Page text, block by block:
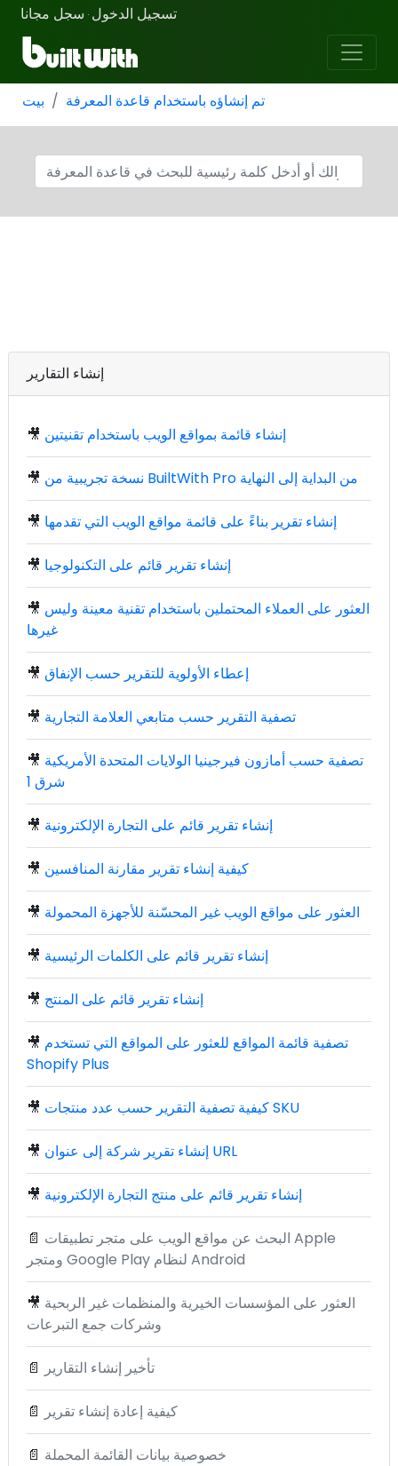
تسجيل الدخول · سجل مجانا
بيت تم إنشاؤه باستخدام قاعدة المعرفة
إنشاء التقارير
🎥 إنشاء قائمة بمواقع الويب باستخدام تقنيتين
🎥 نسخة تجريبية من BuiltWith Pro من البداية إلى النهاية
🎥 إنشاء تقرير بناءً على قائمة مواقع الويب التي تقدمها
🎥 إنشاء تقرير قائم على التكنولوجيا
🎥 العثور على العملاء المحتملين باستخدام تقنية معينة وليس
غيرها
🎥 إعطاء الأولوية للتقرير حسب الإنفاق
🎥 تصفية التقرير حسب متابعي العلامة التجارية
🎥 تصفية حسب أمازون فيرجينيا الولايات المتحدة الأمريكية
شرق 1
🎥 إنشاء تقرير قائم على التجارة الإلكترونية
🎥 كيفية إنشاء تقرير مقارنة المنافسين
🎥 العثور على مواقع الويب غير المحسّنة للأجهزة المحمولة
🎥 إنشاء تقرير قائم على الكلمات الرئيسية
🎥 إنشاء تقرير قائم على المنتج
🎥 تصفية قائمة المواقع للعثور على المواقع التي تستخدم
Shopify Plus
🎥 كيفية تصفية التقرير حسب عدد منتجات SKU
🎥 إنشاء تقرير شركة إلى عنوان URL
🎥 إنشاء تقرير قائم على منتج التجارة الإلكترونية
📄 البحث عن مواقع الويب على متجر تطبيقات Apple
ومتجر Google Play لنظام Android
🎥 العثور على المؤسسات الخيرية والمنظمات غير الربحية
وشركات جمع التبرعات
📄 تأخير إنشاء التقارير
📄 كيفية إعادة إنشاء تقرير
📄 خصوصية بيانات القائمة المحملة